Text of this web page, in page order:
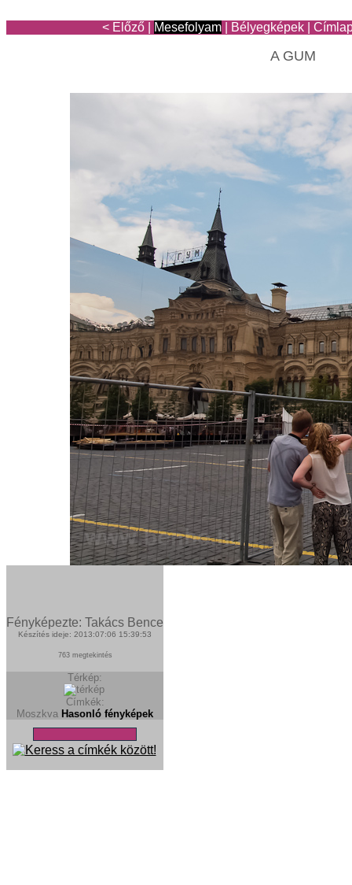
< Előző Mesefolyam Bélyegképek
A GUM
Fényképezte: Takács Bence
Készítés ideje: 2013:07:06 15:39:53
763 megtekintés
Térkép:
Címkék:
Moszkva Hasonló fényképek